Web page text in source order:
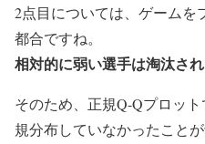
2点目については、ゲームを
都合ですね。
相対的に弱い選手は淘汰され
そのため、正規Q-Qプロッ
規分布していなかったことが